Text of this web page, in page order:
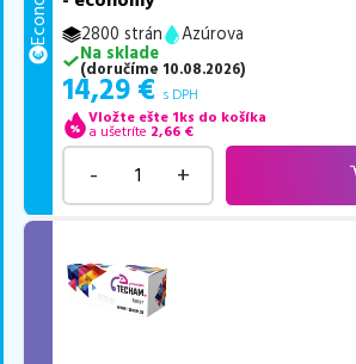
2800 strán
Azúrova
Na sklade
(doručíme 10.08.2026)
14,29 € s DPH
Vložte ešte 1ks do košíka
a ušetríte 2,66 €
- +